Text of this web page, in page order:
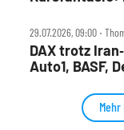
29.07.2026, 09:00 ‧
DAX trotz
Auto1, BASF,